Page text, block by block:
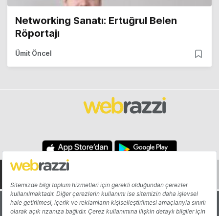
Networking Sanatı: Ertuğrul Belen
Röportajı
Ümit Öncel
Hakkında Yazarlar